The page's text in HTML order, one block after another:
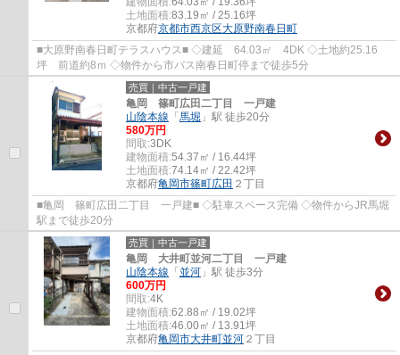
土地面積:83.19㎡ / 25.16坪
京都府京都市西京区大原野南春日町
■大原野南春日町テラスハウス■ ◇建延 64.03㎡ 4DK ◇土地約25.16
坪 前道約8ｍ ◇物件から市バス南春日町停まで徒歩5分
売買｜中古一戸建
亀岡 篠町広田二丁目 一戸建
山陰本線 「馬堀 」駅 徒歩20分
580万円
間取:3DK
建物面積:54.37㎡ / 16.44坪
土地面積:74.14㎡ / 22.42坪
京都府亀岡市篠町広田 ２丁目
■亀岡 篠町広田二丁目 一戸建■ ◇駐車スペース完備 ◇物件からJR馬堀
駅まで徒歩20分
売買｜中古一戸建
亀岡 大井町並河二丁目 一戸建
山陰本線 「並河 」駅 徒歩3分
600万円
間取:4K
建物面積:62.88㎡ / 19.02坪
土地面積:46.00㎡ / 13.91坪
京都府亀岡市大井町並河 ２丁目